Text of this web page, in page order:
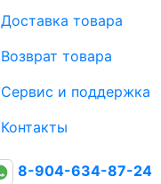
Доставка товара
Возврат товара
Сервис и поддержка
Контакты
8-904-634-87-24